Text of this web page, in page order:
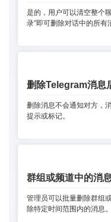
是的，用户可以清空整个
录”即可删除对话中的所有
删除Telegram消息
删除消息不会通知对方，
提示或标记。
群组或频道中的消
管理员可以批量删除群组
除特定时间范围内的消息。